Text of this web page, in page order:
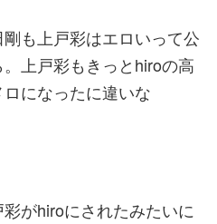
も上戸彩はエロいって公
上戸彩もきっとhiroの高
になったに違いな
がhiroにされたみたいに